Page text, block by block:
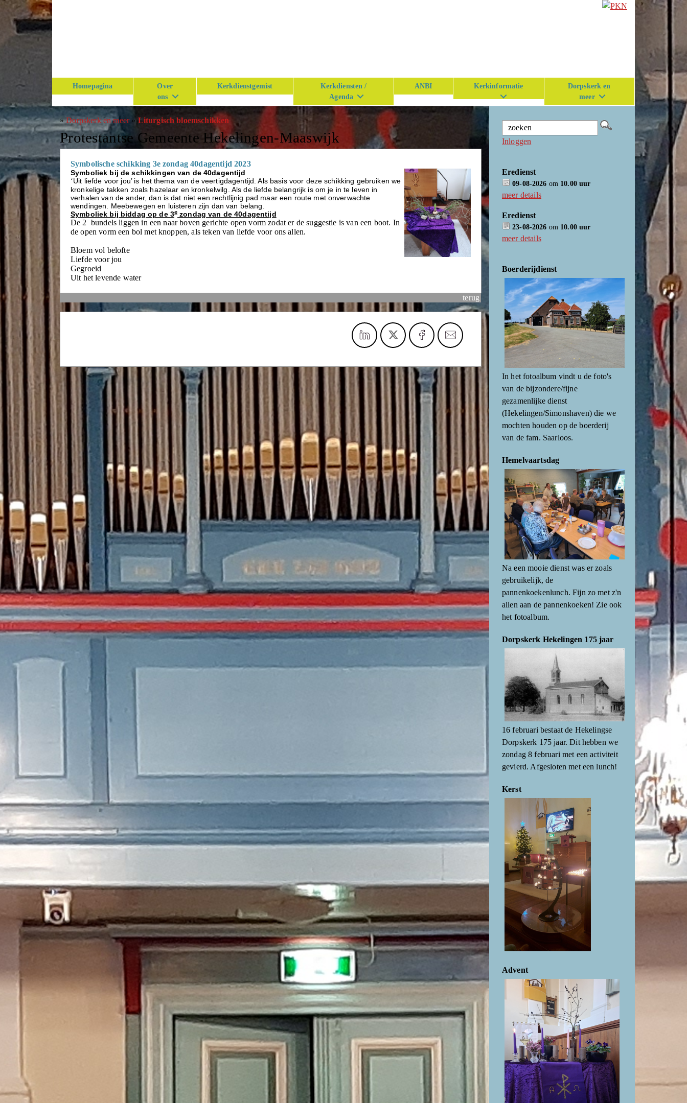
Homepagina
Over
ons
Kerkdienstgemist
Kerkdiensten /
Agenda
ANBI Kerkinformatie
Dorpskerk en
meer
»Dorpskerk en meer» Liturgisch bloemschikken
Protestantse Gemeente Hekelingen-Maaswijk
Symbolische schikking 3e zondag 40dagentijd 2023
Symboliek bij de schikkingen van de 40dagentijd
‘Uit liefde voor jou’ is het thema van de veertigdagentijd. Als basis voor deze schikking gebruiken we
kronkelige takken zoals hazelaar en kronkelwilg. Als de liefde belangrijk is om je in te leven in
verhalen van de ander, dan is dat niet een rechtlijnig pad maar een route met onverwachte
wendingen. Meebewegen en luisteren zijn dan van belang.
Symboliek bij biddag op de 3e zondag van de 40dagentijd
De 2 bundels liggen in een naar boven gerichte open vorm zodat er de suggestie is van een boot. In
de open vorm een bol met knoppen, als teken van liefde voor ons allen.
Bloem vol belofte
Liefde voor jou
Gegroeid
Uit het levende water
terug
Inloggen
Eredienst
09-08-2026 om 10.00 uur
meer details
Eredienst
23-08-2026 om 10.00 uur
meer details
Boerderijdienst
In het fotoalbum vindt u de foto's
van de bijzondere/fijne
gezamenlijke dienst
(Hekelingen/Simonshaven) die we
mochten houden op de boerderij
van de fam. Saarloos.
Hemelvaartsdag
Na een mooie dienst was er zoals
gebruikelijk, de
pannenkoekenlunch. Fijn zo met z'n
allen aan de pannenkoeken! Zie ook
het fotoalbum.
Dorpskerk Hekelingen 175 jaar
16 februari bestaat de Hekelingse
Dorpskerk 175 jaar. Dit hebben we
zondag 8 februari met een activiteit
gevierd. Afgesloten met een lunch!
Kerst
Advent